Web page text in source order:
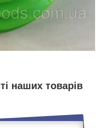
наших товарів